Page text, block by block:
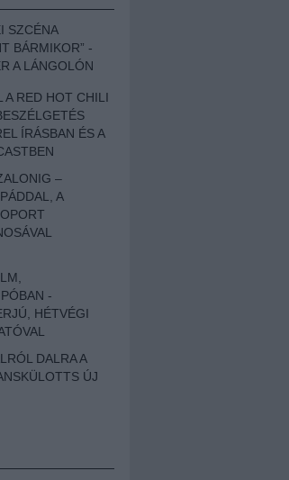
SZCÉNA
BÁRMIKOR” -
A LÁNGOLÓN
A RED HOT CHILI
ÍRÁSBAN ÉS A
–
A
-
HÉTVÉGI
DALRA A
ÚJ